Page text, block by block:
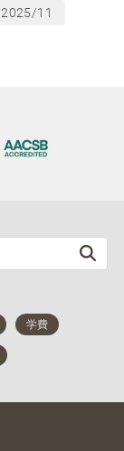
2025/11